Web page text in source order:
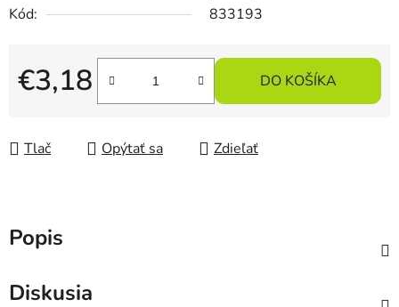
Kód:
833193
€3,18
Jednotková cena:
DO KOŠÍKA
Tlač Opýtať sa Zdieľať
Popis
Diskusia